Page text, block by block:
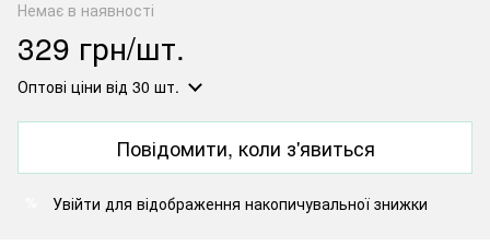
Немає в наявності
329 грн/шт.
Оптові ціни від 30 шт.
Повідомити, коли з'явиться
Увійти для відображення накопичувальної знижки